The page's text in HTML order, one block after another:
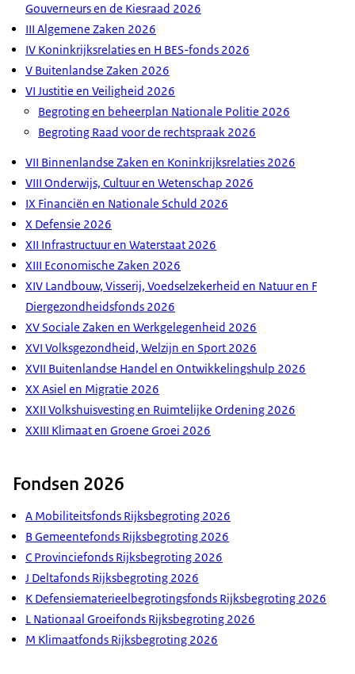
Gouverneurs en de Kiesraad 2026
III Algemene Zaken 2026
IV Koninkrijksrelaties en H BES-fonds 2026
V Buitenlandse Zaken 2026
VI Justitie en Veiligheid 2026
Begroting en beheerplan Nationale Politie 2026
Begroting Raad voor de rechtspraak 2026
VII Binnenlandse Zaken en Koninkrijksrelaties 2026
VIII Onderwijs, Cultuur en Wetenschap 2026
IX Financiën en Nationale Schuld 2026
X Defensie 2026
XII Infrastructuur en Waterstaat 2026
XIII Economische Zaken 2026
XIV Landbouw, Visserij, Voedselzekerheid en Natuur en F
Diergezondheidsfonds 2026
XV Sociale Zaken en Werkgelegenheid 2026
XVI Volksgezondheid, Welzijn en Sport 2026
XVII Buitenlandse Handel en Ontwikkelingshulp 2026
XX Asiel en Migratie 2026
XXII Volkshuisvesting en Ruimtelijke Ordening 2026
XXIII Klimaat en Groene Groei 2026
Fondsen 2026
A Mobiliteitsfonds Rijksbegroting 2026
B Gemeentefonds Rijksbegroting 2026
C Provinciefonds Rijksbegroting 2026
J Deltafonds Rijksbegroting 2026
K Defensiematerieelbegrotingsfonds Rijksbegroting 2026
L Nationaal Groeifonds Rijksbegroting 2026
M Klimaatfonds Rijksbegroting 2026